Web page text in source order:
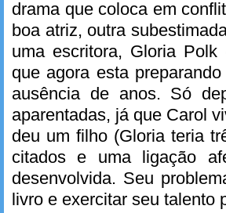
drama que coloca em
boa atriz, outra
uma escritora, Gloria
que agora esta
ausência de anos. Só
aparentadas, já que Carol
deu um filho (Gloria teria
citados e uma ligação
desenvolvida. Seu
livro e exercitar seu talento